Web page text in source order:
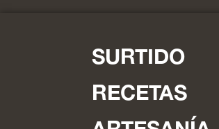
Plato principal
salsa de ajo